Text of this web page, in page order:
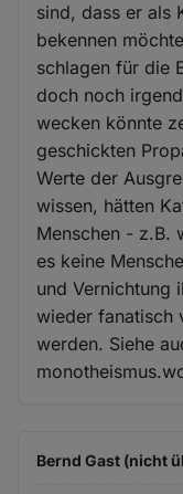
sind, dass er als
bekennen
schlagen für die
doch noch
wecken könnte
geschickten
Werte der
wissen, hätten
Menschen - z.B.
es keine
und Vernichtung
wieder fanatisch
werden. Siehe
Bernd Gast (nicht